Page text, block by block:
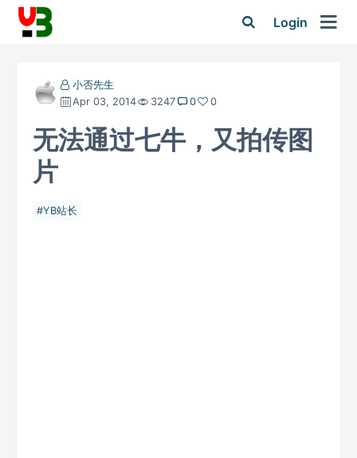
Login
小否先生
Apr 03, 2014
3247 0 0
无法通过七牛，又拍传图
片
YB站长